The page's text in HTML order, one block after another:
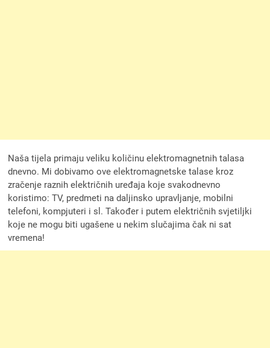
Naša tijela primaju veliku količinu elektromagnetnih talasa
dnevno. Mi dobivamo ove elektromagnetske talase kroz
zračenje raznih električnih uređaja koje svakodnevno
koristimo: TV, predmeti na daljinsko upravljanje, mobilni
telefoni, kompjuteri i sl. Također i putem električnih svjetiljki
koje ne mogu biti ugašene u nekim slučajima čak ni sat
vremena!